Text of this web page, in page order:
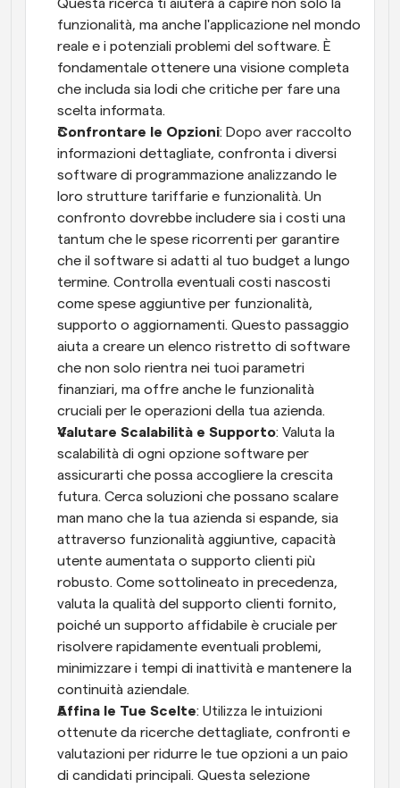
Questa ricerca ti aiuterà a capire non solo la
funzionalità, ma anche l'applicazione nel mondo
reale e i potenziali problemi del software. È
fondamentale ottenere una visione completa
che includa sia lodi che critiche per fare una
scelta informata.
Confrontare le Opzioni: Dopo aver raccolto
informazioni dettagliate, confronta i diversi
software di programmazione analizzando le
loro strutture tariffarie e funzionalità. Un
confronto dovrebbe includere sia i costi una
tantum che le spese ricorrenti per garantire
che il software si adatti al tuo budget a lungo
termine. Controlla eventuali costi nascosti
come spese aggiuntive per funzionalità,
supporto o aggiornamenti. Questo passaggio
aiuta a creare un elenco ristretto di software
che non solo rientra nei tuoi parametri
finanziari, ma offre anche le funzionalità
cruciali per le operazioni della tua azienda.
Valutare Scalabilità e Supporto: Valuta la
scalabilità di ogni opzione software per
assicurarti che possa accogliere la crescita
futura. Cerca soluzioni che possano scalare
man mano che la tua azienda si espande, sia
attraverso funzionalità aggiuntive, capacità
utente aumentata o supporto clienti più
robusto. Come sottolineato in precedenza,
valuta la qualità del supporto clienti fornito,
poiché un supporto affidabile è cruciale per
risolvere rapidamente eventuali problemi,
minimizzare i tempi di inattività e mantenere la
continuità aziendale.
Affina le Tue Scelte: Utilizza le intuizioni
ottenute da ricerche dettagliate, confronti e
valutazioni per ridurre le tue opzioni a un paio
di candidati principali. Questa selezione